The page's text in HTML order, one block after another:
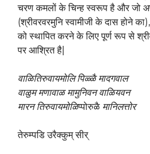
चरण कमलों के चिन्ह स्वरूप है और जो
(श्रीवरवरमुनि स्वामीजी के दास होने
को स्थापित करने के लिए पूर्ण रूप से
पर आश्रित है|
वाळितिरुवायमोलि पिळ्ळै मादगवाल
वाळुम मणावाळ मामुनिवन वाळियवन
मारन तिरुवायमोळिप्पोरुळै मानिलत्तोर
तेरुम्पडि उरैक्कुम् सीर्